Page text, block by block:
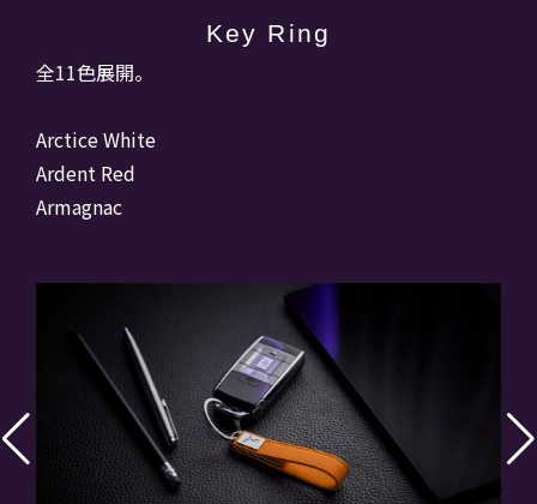
Key Ring
全11色展開。
Arctice White
Ardent Red
Armagnac